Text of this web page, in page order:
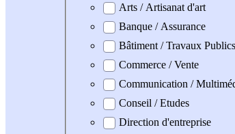
Arts / Artisanat d'art
Banque / Assurance
Bâtiment / Travaux Publics
Commerce / Vente
Communication /
Conseil / Etudes
Direction d'entreprise